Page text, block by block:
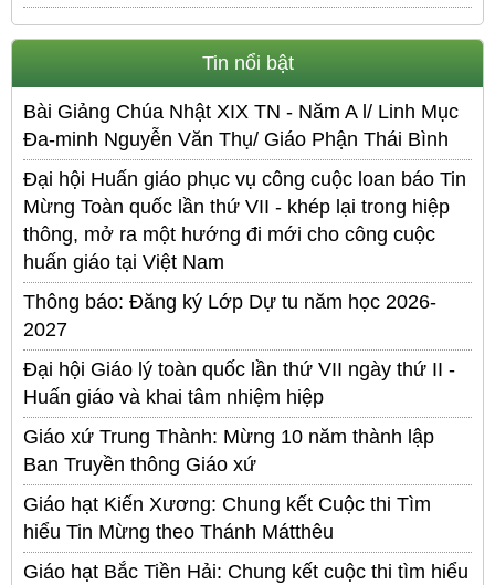
Tin nổi bật
Bài Giảng Chúa Nhật XIX TN - Năm A l/ Linh Mục
Đa-minh Nguyễn Văn Thụ/ Giáo Phận Thái Bình
Đại hội Huấn giáo phục vụ công cuộc loan báo Tin
Mừng Toàn quốc lần thứ VII - khép lại trong hiệp
thông, mở ra một hướng đi mới cho công cuộc
huấn giáo tại Việt Nam
Thông báo: Đăng ký Lớp Dự tu năm học 2026-
2027
Đại hội Giáo lý toàn quốc lần thứ VII ngày thứ II -
Huấn giáo và khai tâm nhiệm hiệp
Giáo xứ Trung Thành: Mừng 10 năm thành lập
Ban Truyền thông Giáo xứ
Giáo hạt Kiến Xương: Chung kết Cuộc thi Tìm
hiểu Tin Mừng theo Thánh Mátthêu
Giáo hạt Bắc Tiền Hải: Chung kết cuộc thi tìm hiểu